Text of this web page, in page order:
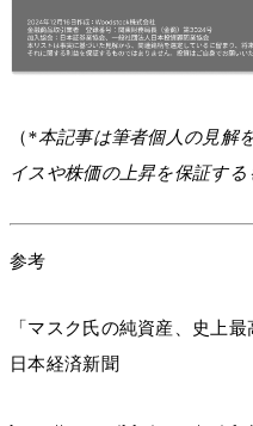
（*本記事は筆者個人の見解
イスや株価の上昇を保証する
参考
「マスク氏の純資産、史上
日本経済新聞